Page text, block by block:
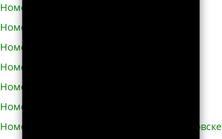
Номера телефонов такси в Буче
Номера телефонов такси в Бучаче
Номера телефонов такси в Вараше
Номера телефонов такси в Васильевке
Номера телефонов такси в Василькове
Номера телефонов такси в Ватутино
Номера телефонов такси в Верхнеднепровске